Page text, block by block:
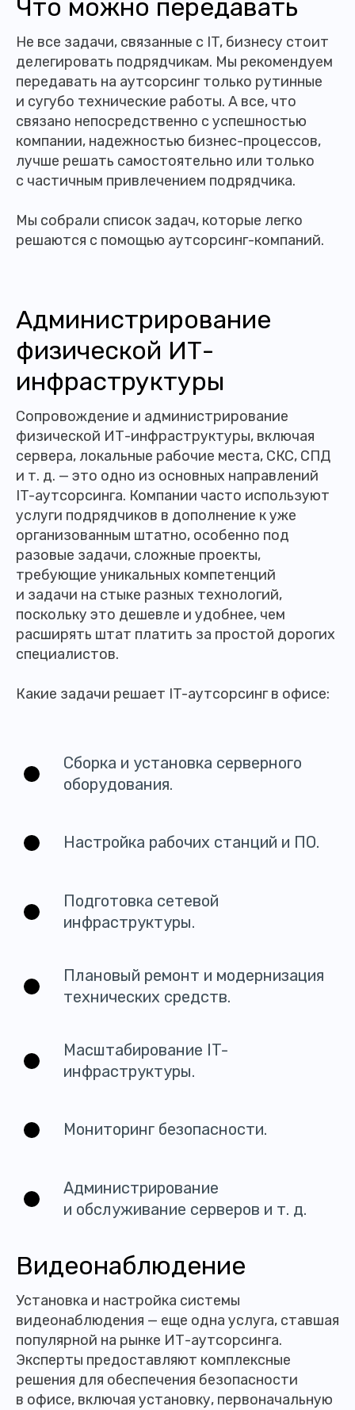
Что можно передавать
Не все задачи, связанные с IT, бизнесу стоит
делегировать подрядчикам. Мы рекомендуем
передавать на аутсорсинг только рутинные
и сугубо технические работы. А все, что
связано непосредственно с успешностью
компании, надежностью бизнес-процессов,
лучше решать самостоятельно или только
с частичным привлечением подрядчика.
Мы собрали список задач, которые легко
решаются с помощью аутсорсинг-компаний.
Администрирование
физической ИТ-
инфраструктуры
Сопровождение и администрирование
физической ИТ-инфраструктуры, включая
сервера, локальные рабочие места, СКС, СПД
и т. д. — это одно из основных направлений
IT-аутсорсинга. Компании часто используют
услуги подрядчиков в дополнение к уже
организованным штатно, особенно под
разовые задачи, сложные проекты,
требующие уникальных компетенций
и задачи на стыке разных технологий,
поскольку это дешевле и удобнее, чем
расширять штат платить за простой дорогих
специалистов.
Какие задачи решает IT-аутсорсинг в офисе:
Сборка и установка серверного
оборудования.
Настройка рабочих станций и ПО.
Подготовка сетевой
инфраструктуры.
Плановый ремонт и модернизация
технических средств.
Масштабирование IT-
инфраструктуры.
Мониторинг безопасности.
Администрирование
и обслуживание серверов и т. д.
Видеонаблюдение
Установка и настройка системы
видеонаблюдения — еще одна услуга, ставшая
популярной на рынке ИТ-аутсорсинга.
Эксперты предоставляют комплексные
решения для обеспечения безопасности
в офисе, включая установку, первоначальную